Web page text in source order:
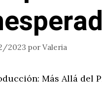
2023 por Valeria
Más Allá del